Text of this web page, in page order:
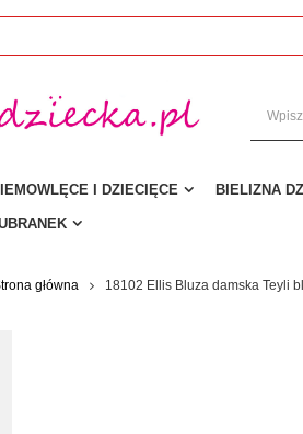
I DZIECIĘCE BIELIZNA
główna 18102 Ellis Bluza damska Teyli